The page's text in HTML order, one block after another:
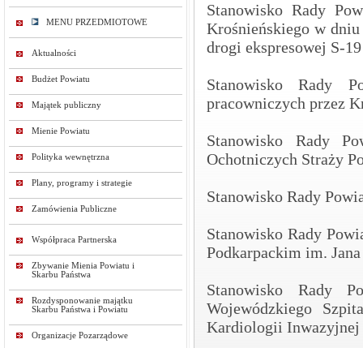
MENU PRZEDMIOTOWE
Aktualności
Budżet Powiatu
Majątek publiczny
Mienie Powiatu
Polityka wewnętrzna
Plany, programy i strategie
Zamówienia Publiczne
Współpraca Partnerska
Zbywanie Mienia Powiatu i
Skarbu Państwa
Rozdysponowanie majątku
Skarbu Państwa i Powiatu
Organizacje Pozarządowe
Stanowisko Rady
Krośnieńskiego w
drogi ekspresowej S-
Stanowisko Rady
pracowniczych przez
Stanowisko Rady
Ochotniczych Straży
Stanowisko Rady
Stanowisko Rady
Podkarpackim im.
Stanowisko Rady
Wojewódzkiego
Kardiologii